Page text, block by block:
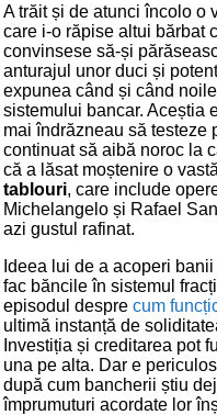
A trăit și de atunci încolo o
care i-o răpise altui bărbat
convinsese să-și
anturajul unor duci și
expunea când și când
sistemului bancar. Aceștia
mai îndrăzneau să testeze
continuat să aibă noroc la
că a lăsat moștenire o
tablouri, care include
Michelangelo și Rafael
azi gustul rafinat.
Ideea lui de a acoperi
fac băncile în sistemul
episodul despre cum
ultimă instanță de
Investiția și creditarea pot
una pe alta. Dar e
după cum bancherii știu
împrumuturi acordate lor